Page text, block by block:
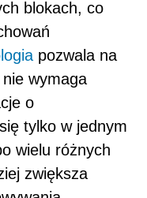
blokach, co
pozwala na
wymaga
o
tylko w jednym
wielu różnych
zwiększa